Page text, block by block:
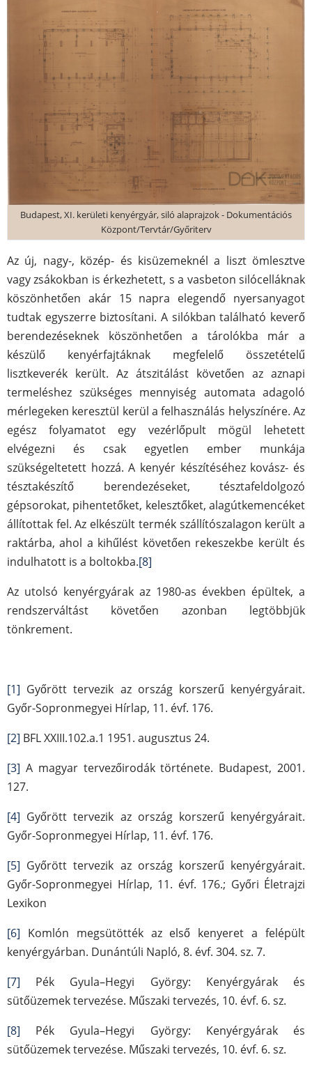
Budapest, XI. kerületi kenyérgyár, siló alaprajzok - Dokumentációs
Központ/Tervtár/Győriterv
Az új, nagy-, közép- és kisüzemeknél a liszt ömlesztve
vagy zsákokban is érkezhetett, s a vasbeton silócelláknak
köszönhetően akár 15 napra elegendő nyersanyagot
tudtak egyszerre biztosítani. A silókban található keverő
berendezéseknek köszönhetően a tárolókba már a
készülő kenyérfajtáknak megfelelő összetételű
lisztkeverék került. Az átszitálást követően az aznapi
termeléshez szükséges mennyiség automata adagoló
mérlegeken keresztül kerül a felhasználás helyszínére. Az
egész folyamatot egy vezérlőpult mögül lehetett
elvégezni és csak egyetlen ember munkája
szükségeltetett hozzá. A kenyér készítéséhez kovász- és
tésztakészítő berendezéseket, tésztafeldolgozó
gépsorokat, pihentetőket, kelesztőket, alagútkemencéket
állítottak fel. Az elkészült termék szállítószalagon került a
raktárba, ahol a kihűlést követően rekeszekbe került és
indulhatott is a boltokba.[8]
Az utolsó kenyérgyárak az 1980-as években épültek, a
rendszerváltást követően azonban legtöbbjük
tönkrement.
[1] Győrött tervezik az ország korszerű kenyérgyárait.
Győr-Sopronmegyei Hírlap, 11. évf. 176.
[2] BFL XXIII.102.a.1 1951. augusztus 24.
[3] A magyar tervezőirodák története. Budapest, 2001.
127.
[4] Győrött tervezik az ország korszerű kenyérgyárait.
Győr-Sopronmegyei Hírlap, 11. évf. 176.
[5] Győrött tervezik az ország korszerű kenyérgyárait.
Győr-Sopronmegyei Hírlap, 11. évf. 176.; Győri Életrajzi
Lexikon
[6] Komlón megsütötték az első kenyeret a felépült
kenyérgyárban. Dunántúli Napló, 8. évf. 304. sz. 7.
[7] Pék Gyula–Hegyi György: Kenyérgyárak és
sütőüzemek tervezése. Műszaki tervezés, 10. évf. 6. sz.
[8] Pék Gyula–Hegyi György: Kenyérgyárak és
sütőüzemek tervezése. Műszaki tervezés, 10. évf. 6. sz.